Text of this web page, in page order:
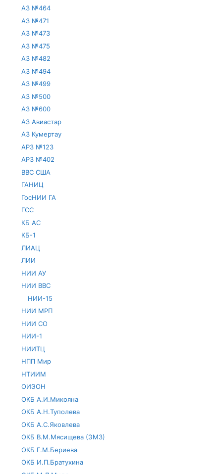
АЗ №464
АЗ №471
АЗ №473
АЗ №475
АЗ №482
АЗ №494
АЗ №499
АЗ №500
АЗ №600
АЗ Авиастар
АЗ Кумертау
АРЗ №123
АРЗ №402
ВВС США
ГАНИЦ
ГосНИИ ГА
ГСС
КБ АС
КБ-1
ЛИАЦ
ЛИИ
НИИ АУ
НИИ ВВС
НИИ-15
НИИ МРП
НИИ СО
НИИ-1
НИИТЦ
НПП Мир
НТИИМ
ОИЭОН
ОКБ А.И.Микояна
ОКБ А.Н.Туполева
ОКБ А.С.Яковлева
ОКБ В.М.Мясищева (ЭМЗ)
ОКБ Г.М.Бериева
ОКБ И.П.Братухина